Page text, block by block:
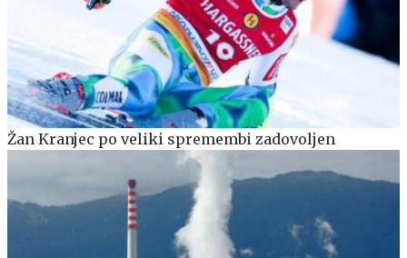
Žan Kranjec po veliki spremembi zadovoljen